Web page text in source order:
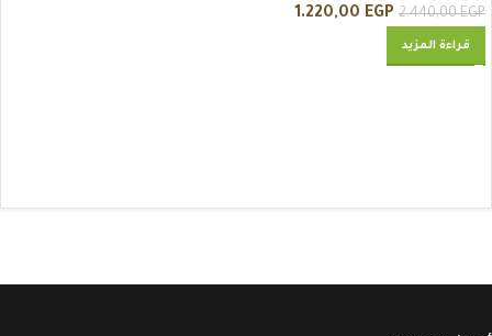
2.440,00EGP
1.220,00 EGP
قراءة المزيد